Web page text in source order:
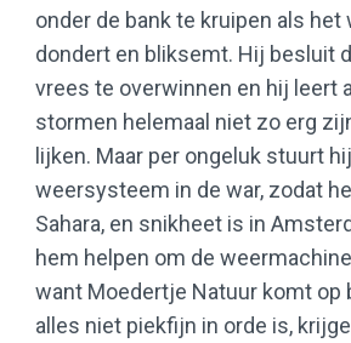
onder de bank te kruipen als het
dondert en bliksemt. Hij besluit
vrees te overwinnen en hij leert
stormen helemaal niet zo erg
lijken. Maar per ongeluk stuurt
weersysteem in de war, zodat
Sahara, en snikheet is in
hem helpen om de
want Moedertje Natuur komt op
alles niet piekfijn in orde is,